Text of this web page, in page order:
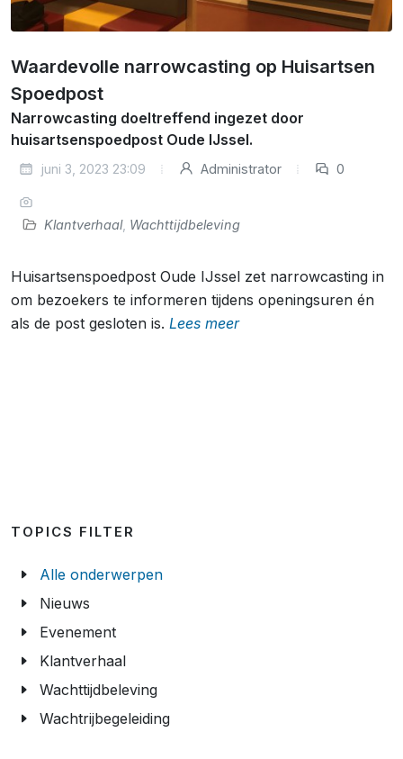
Waardevolle narrowcasting op Huisartsen
Spoedpost
Narrowcasting doeltreffend ingezet door
huisartsenspoedpost Oude IJssel.
juni 3, 2023 23:09 Administrator 0
Klantverhaal, Wachttijdbeleving
Huisartsenspoedpost Oude IJssel zet narrowcasting in
om bezoekers te informeren tijdens openingsuren én
als de post gesloten is. Lees meer
TOPICS FILTER
Alle onderwerpen
Nieuws
Evenement
Klantverhaal
Wachttijdbeleving
Wachtrijbegeleiding